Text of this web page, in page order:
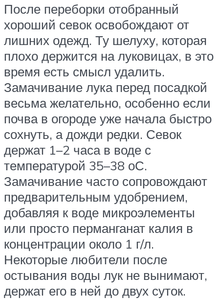
После переборки отобранный
хороший севок освобождают от
лишних одежд. Ту шелуху, которая
плохо держится на луковицах, в это
время есть смысл удалить.
Замачивание лука перед посадкой
весьма желательно, особенно если
почва в огороде уже начала быстро
сохнуть, а дожди редки. Севок
держат 1–2 часа в воде с
температурой 35–38 оС.
Замачивание часто сопровождают
предварительным удобрением,
добавляя к воде микроэлементы
или просто перманганат калия в
концентрации около 1 г/л.
Некоторые любители после
остывания воды лук не вынимают,
держат его в ней до двух суток.